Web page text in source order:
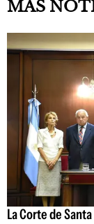
MÁS
La Corte de